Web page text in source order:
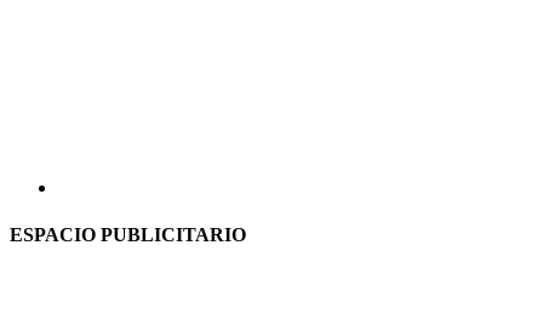
ESPACIO PUBLICITARIO